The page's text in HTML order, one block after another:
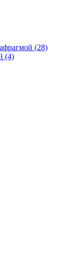
(28)
(4)